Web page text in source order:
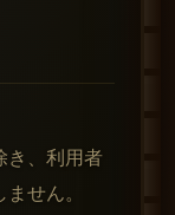
き、利用者
せん。